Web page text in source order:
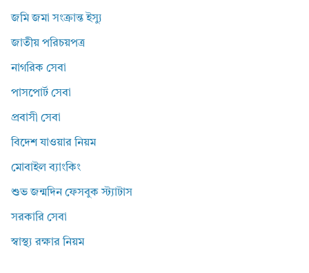
জমি জমা সংক্রান্ত ইস্যু
জাতীয় পরিচয়পত্র
নাগরিক সেবা
পাসপোর্ট সেবা
প্রবাসী সেবা
বিদেশ যাওয়ার নিয়ম
মোবাইল ব্যাংকিং
শুভ জন্মদিন ফেসবুক স্ট্যাটাস
সরকারি সেবা
স্বাস্থ্য রক্ষার নিয়ম